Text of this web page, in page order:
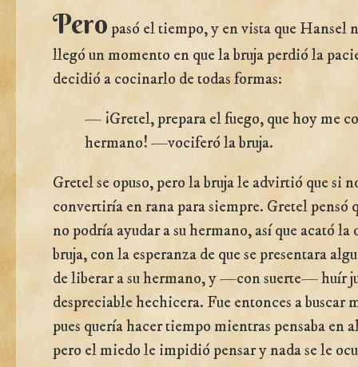
Pero pasó el tiempo, y en vista que Hansel
llegó un momento en que la bruja perdió la
decidió a cocinarlo de todas formas:
— ¡Gretel, prepara el fuego, que hoy me
hermano! —vociferó la bruja.
Gretel se opuso, pero la bruja le advirtió que si
convertiría en rana para siempre. Gretel pensó
no podría ayudar a su hermano, así que acató la
bruja, con la esperanza de que se presentara
de liberar a su hermano, y —con suerte— huír
despreciable hechicera. Fue entonces a buscar
pues quería hacer tiempo mientras pensaba en
pero el miedo le impidió pensar y nada se le